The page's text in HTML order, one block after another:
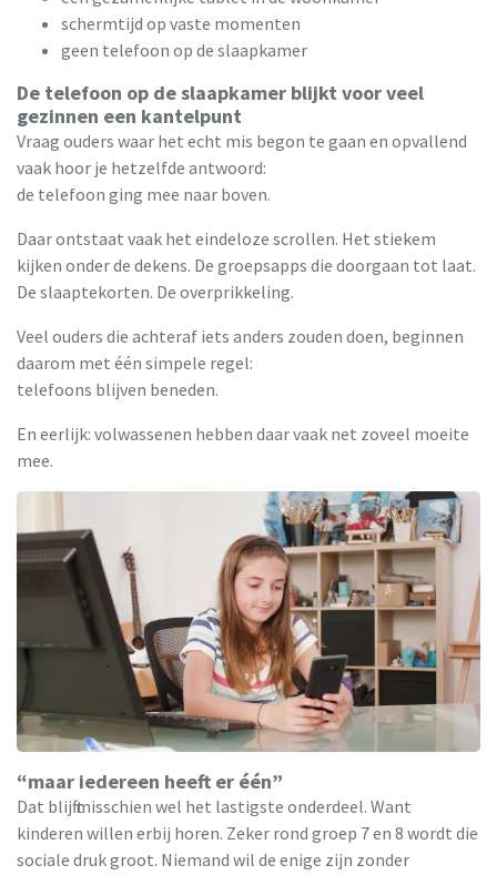
schermtijd op vaste momenten
geen telefoon op de slaapkamer
De telefoon op de slaapkamer blijkt voor veel
gezinnen een kantelpunt
Vraag ouders waar het echt mis begon te gaan en opvallend
vaak hoor je hetzelfde antwoord:
de telefoon ging mee naar boven.
Daar ontstaat vaak het eindeloze scrollen. Het stiekem
kijken onder de dekens. De groepsapps die doorgaan tot laat.
De slaaptekorten. De overprikkeling.
Veel ouders die achteraf iets anders zouden doen, beginnen
daarom met één simpele regel:
telefoons blijven beneden.
En eerlijk: volwassenen hebben daar vaak net zoveel moeite
mee.
“maar iedereen heeft er één”
Dat blijft misschien wel het lastigste onderdeel. Want
kinderen willen erbij horen. Zeker rond groep 7 en 8 wordt die
sociale druk groot. Niemand wil de enige zijn zonder